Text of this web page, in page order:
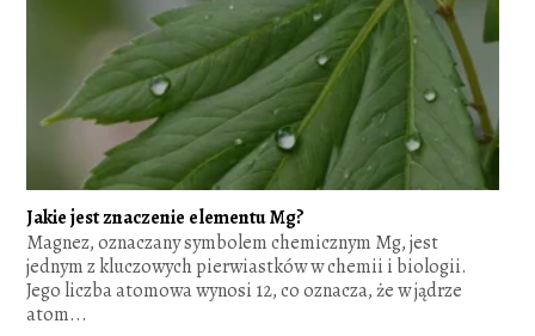
Jakie jest znaczenie elementu Mg?
Magnez, oznaczany symbolem chemicznym Mg, jest
jednym z kluczowych pierwiastków w chemii i biologii.
Jego liczba atomowa wynosi 12, co oznacza, że w jądrze
atom...